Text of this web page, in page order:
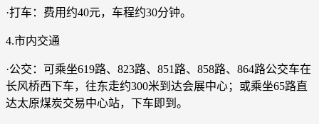
·打车：费用约40元，车程约30分钟。
4.市内交通
·公交：可乘坐619路、823路、851路、858路、864路公交车在
长风桥西下车，往东走约300米到达会展中心；或乘坐65路直
达太原煤炭交易中心站，下车即到。